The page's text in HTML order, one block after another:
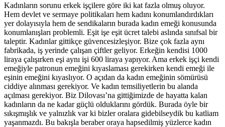
Kadınların sorunu erkek işçilere göre iki kat fazla olmuş oluyor.
Hem devlet ve sermaye politikaları hem kadını konumlandırdıkları
yer dolayısıyla hem de sendikaların burada kadın emeği konusunda
konumlanışları problemli. Eşit işe eşit ücret talebi aslında sınıfsal bir
taleptir. Kadınlar gittikçe güvencesizleşiyor. Bize çok fazla aynı
fabrikada, iş yerinde çalışan çiftler geliyor. Erkeğin kendisi 1000
liraya çalışırken eşi aynı işi 600 liraya yapıyor. Ama erkek işçi kendi
emeğiyle patronun emeğini kıyaslaması gerekirken kendi emeği ile
eşinin emeğini kıyaslıyor. O açıdan da kadın emeğinin sömürüsü
ciddiye alınması gerekiyor. Ve kadın temsiliyetlerin bu alanda
açılması gerekiyor. Biz Dilovası’na gittiğimizde de hayatta kalan
kadınların da ne kadar güçlü olduklarını gördük. Burada öyle bir
sıkışmışlık ve yalnızlık var ki bizler oralara gidebilseydik bu katliam
yaşanmazdı. Bu bakışla beraber oraya hapsedilmiş yüzlerce kadın